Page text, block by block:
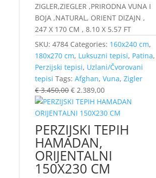
ZIGLER,ZIEGLER ,PRIRODNA VUNA I
BOJA ,NATURAL, ORIENT DIZAJN ,
247 X 170 CM , 8.10 X 5.57 FT
SKU:4784 Categories: 160x240 cm,
180x270 cm, Luksuzni tepisi, Patina,
Perzijski tepisi, Uzlani/Čvorovani
tepisi Tags:Afghan,Vuna,Zigler
€3.450,00 € 2.389,00
PERZIJSKI TEPIH
HAMADAN,
ORIJENTALNI
150X230 CM